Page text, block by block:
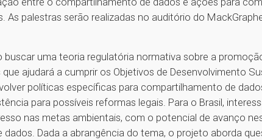
As palestras serão realizadas no auditório do
uma teoria regulatória normativa sobre a
ajudará a cumprir os Objetivos de Desenvolvimento
políticas específicas para compartilhamento de
para possíveis reformas legais. Para o Brasil,
nas metas ambientais, com o potencial de avanço
Dada a abrangência do tema, o projeto aborda